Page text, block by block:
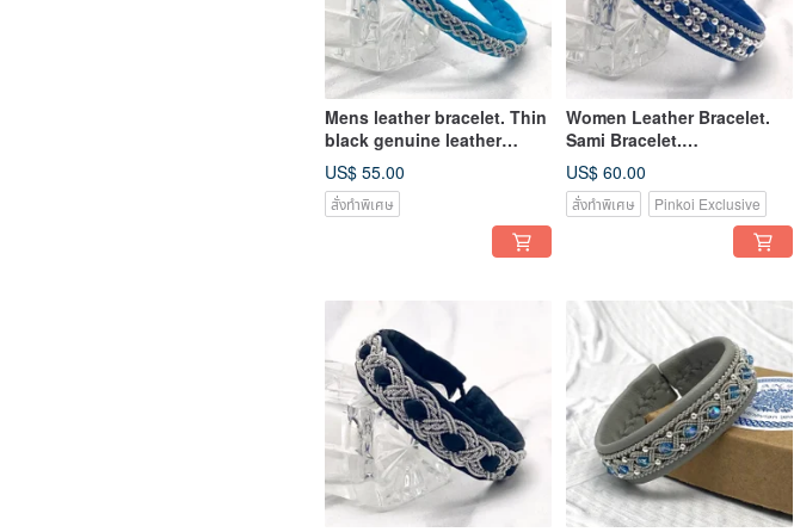
Mens leather bracelet. Thin
black genuine leather
bracelet. Scandinavian
design
US$ 55.00
สั่งทำพิเศษ
Women Leather Bracelet.
Sami Bracelet.
Scandinavian jewelry. Black
mens bracelet
US$ 60.00
สั่งทำพิเศษ Pinkoi Exclusive